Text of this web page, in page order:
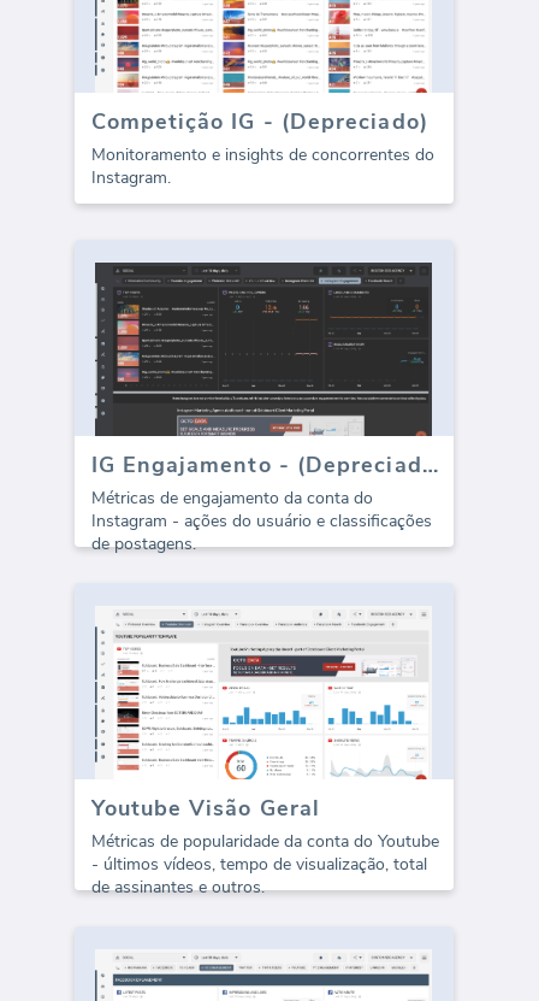
Competição IG - (Depreciado)
Monitoramento e insights de concorrentes do
Instagram.
IG Engajamento - (Depreciado)
Métricas de engajamento da conta do
Instagram - ações do usuário e classificações
de postagens.
Youtube Visão Geral
Métricas de popularidade da conta do Youtube
- últimos vídeos, tempo de visualização, total
de assinantes e outros.